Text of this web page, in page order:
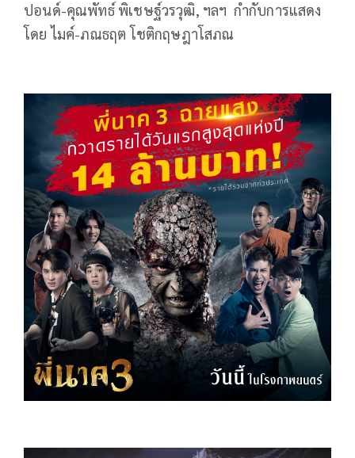
ปอนด์-คุณพัทธ์ พิเชษฐ์วรวุฒิ, ฯลฯ กำกับการแสดง
โดย ไมค์-ภณธฤต โชติกฤษฎาโสภณ